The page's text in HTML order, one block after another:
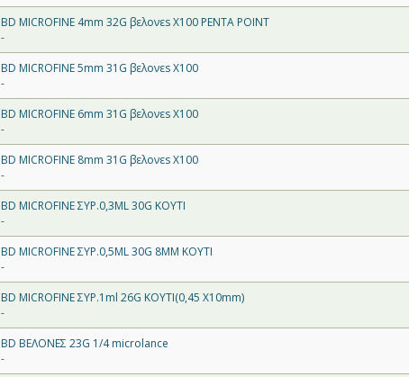
BD MICROFINE 4mm 32G βελονεs X100 PENTA POINT
-
BD MICROFINE 5mm 31G βελονεs X100
-
BD MICROFINE 6mm 31G βελονεs X100
-
BD MICROFINE 8mm 31G βελονεs X100
-
BD MICROFINE ΣΥΡ.0,3ML 30G ΚΟΥΤΙ
-
BD MICROFINE ΣΥΡ.0,5ML 30G 8ΜM ΚΟΥΤΙ
-
BD MICROFINE ΣΥΡ.1ml 26G ΚΟΥΤΙ(0,45 X10mm)
-
BD ΒΕΛΟΝΕΣ 23G 1/4 microlance
-